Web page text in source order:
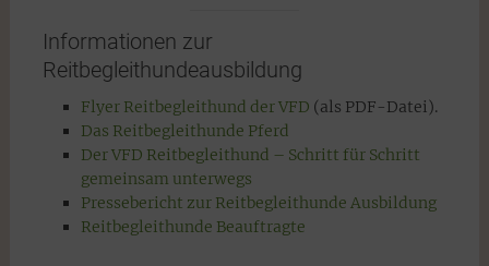
Informationen zur
Reitbegleithundeausbildung
Flyer Reitbegleithund der VFD (als PDF-Datei).
Das Reitbegleithunde Pferd
Der VFD Reitbegleithund – Schritt für Schritt
gemeinsam unterwegs
Pressebericht zur Reitbegleithunde Ausbildung
Reitbegleithunde Beauftragte